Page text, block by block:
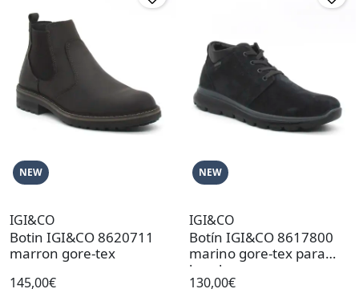
NEW
IGI&CO
Botin IGI&CO 8620711
marron gore-tex
145,00€
NEW
IGI&CO
Botín IGI&CO 8617800
marino gore-tex para
hombre
130,00€